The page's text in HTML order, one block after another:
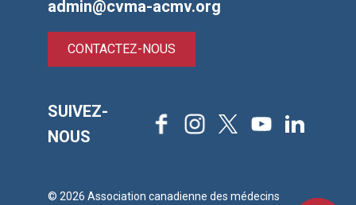
admin@cvma-acmv.org
CONTACTEZ-NOUS
SUIVEZ-
NOUS
FacebookInstagram
X YoutubeLinkedIn
© 2026 Association canadienne des médecins